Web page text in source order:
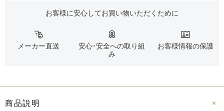
お客様に安心してお買い物いただくために
メーカー直送
安心・安全への取り組
み
お客様情報の保護
商品説明